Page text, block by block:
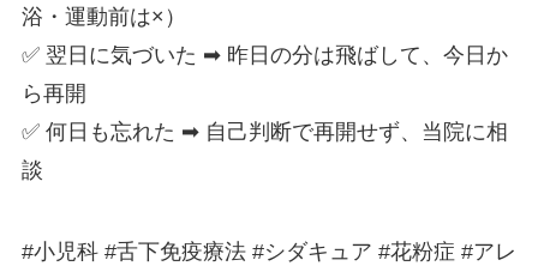
浴・運動前は×）
✅ 翌日に気づいた ➡ 昨日の分は飛ばして、今日か
ら再開
✅ 何日も忘れた ➡ 自己判断で再開せず、当院に相
談
#小児科 #舌下免疫療法 #シダキュア #花粉症 #アレ